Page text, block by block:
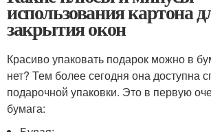
использования картона
закрытия окон
Красиво упаковать подарок можно в
нет? Тем более сегодня она доступна
подарочной упаковки. Это в первую
бумага: